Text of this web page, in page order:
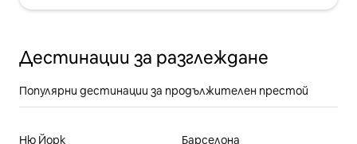
Дестинации за разглеждане
Популярни дестинации за продължителен престой
Ню Йорк
Барселона